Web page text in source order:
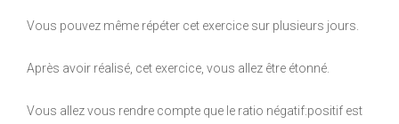
Vous pouvez même répéter cet exercice sur plusieurs jours.
Après avoir réalisé, cet exercice, vous allez être étonné.
Vous allez vous rendre compte que le ratio négatif:positif est